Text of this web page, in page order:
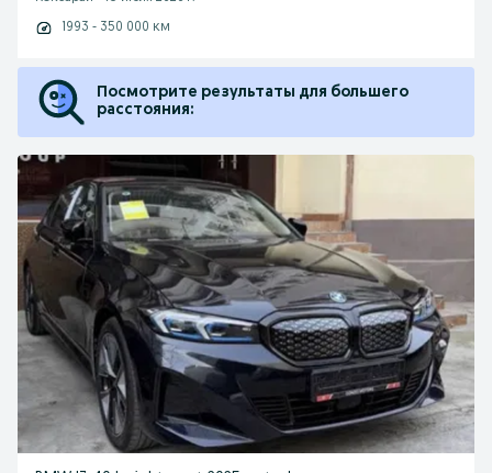
1993 - 350 000 км
Посмотрите результаты для большего
расстояния: